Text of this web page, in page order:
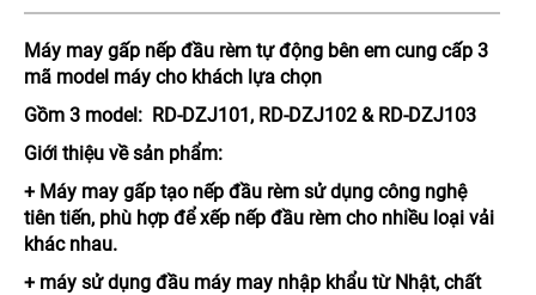
Máy may gấp nếp đầu rèm tự động bên em cung cấp 3
mã model máy cho khách lựa chọn
Gồm 3 model: RD-DZJ101, RD-DZJ102 & RD-DZJ103
Giới thiệu về sản phẩm:
+ Máy may gấp tạo nếp đầu rèm sử dụng công nghệ
tiên tiến, phù hợp để xếp nếp đầu rèm cho nhiều loại vải
khác nhau.
+ máy sử dụng đầu máy may nhập khẩu từ Nhật, chất